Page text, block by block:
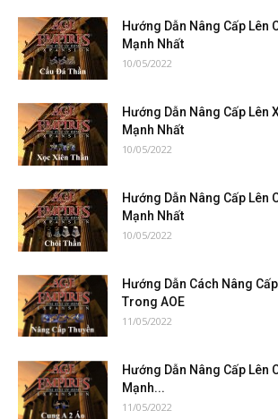
Hướng Dẫn Nâng Cấp Lên
Mạnh Nhất
10/05/2022
Hướng Dẫn Nâng Cấp Lên
Mạnh Nhất
10/05/2022
Hướng Dẫn Nâng Cấp Lên
Mạnh Nhất
10/05/2022
Hướng Dẫn Cách Nâng
Trong AOE
11/05/2022
Hướng Dẫn Nâng Cấp Lên
Mạnh...
11/05/2022